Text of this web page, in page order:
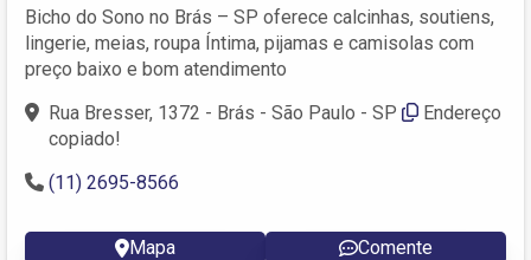
Bicho do Sono no Brás – SP oferece calcinhas, soutiens,
lingerie, meias, roupa Íntima, pijamas e camisolas com
preço baixo e bom atendimento
Rua Bresser, 1372 - Brás - São Paulo - SP
Endereço
copiado!
(11) 2695-8566
Mapa Comente